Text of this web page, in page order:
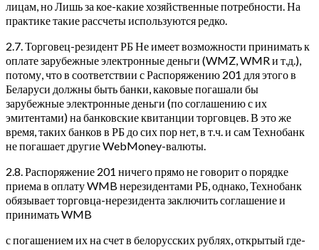
лицам, но Лишь за кое-какие хозяйственные потребности. На
практике такие рассчеты используются редко.
2.7. Торговец-резидент РБ Не имеет возможности принимать к
оплате зарубежные электронные деньги (WMZ, WMR и т.д.),
потому, что в соответствии с Распоряжению 201 для этого в
Беларуси должны быть банки, каковые погашали бы
зарубежные электронные деньги (по соглашению с их
эмитентами) на банковские квитанции торговцев. В это же
время, таких банков в РБ до сих пор нет, в т.ч. и сам Технобанк
не погашает другие WebMoney-валюты.
2.8. Распоряжение 201 ничего прямо не говорит о порядке
приема в оплату WMB нерезидентами РБ, однако, Технобанк
обязывает торговца-нерезидента заключить соглашение и
принимать WMB
с погашением их на счет в белорусских рублях, открытый где-